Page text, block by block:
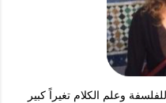
للفلسفة وعلم الكلام تغيراً
كبير